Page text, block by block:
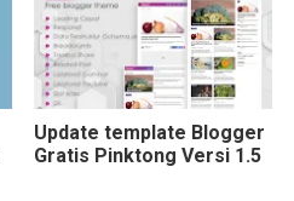
Update template Blogger
Gratis Pinktong Versi 1.5